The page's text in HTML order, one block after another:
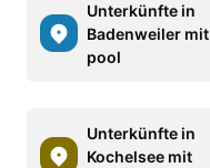
Unterkünfte in
Badenweiler mit
pool
Unterkünfte in
Kochelsee mit